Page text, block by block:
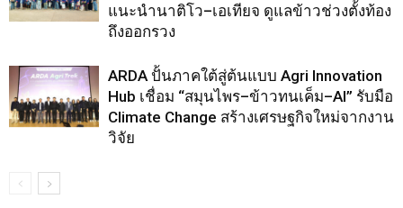
แนะนำนาติโว–เอเทียจ ดูแลข้าวช่วงตั้งท้อง
ถึงออกรวง
ARDA ปั้นภาคใต้สู่ต้นแบบ Agri Innovation
Hub เชื่อม “สมุนไพร–ข้าวทนเค็ม–AI” รับมือ
Climate Change สร้างเศรษฐกิจใหม่จากงาน
วิจัย